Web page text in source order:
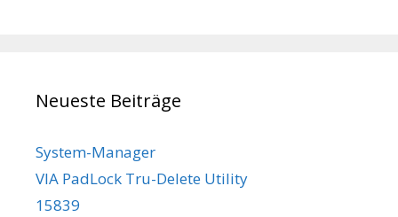
Neueste Beiträge
System-Manager
VIA PadLock Tru-Delete Utility
15839